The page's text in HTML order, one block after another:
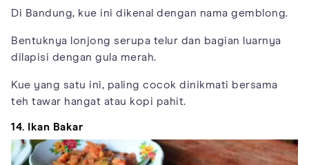
Di Bandung, kue ini dikenal dengan nama gemblong.
Bentuknya lonjong serupa telur dan bagian luarnya
dilapisi dengan gula merah.
Kue yang satu ini, paling cocok dinikmati bersama
teh tawar hangat atau kopi pahit.
14. Ikan Bakar